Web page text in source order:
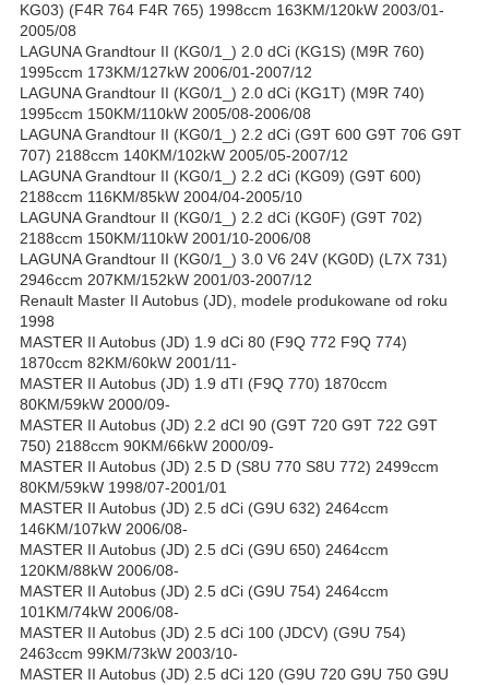
KG03) (F4R 764 F4R 765) 1998ccm 163KM/120kW 2003/01-
2005/08
LAGUNA Grandtour II (KG0/1_) 2.0 dCi (KG1S) (M9R 760)
1995ccm 173KM/127kW 2006/01-2007/12
LAGUNA Grandtour II (KG0/1_) 2.0 dCi (KG1T) (M9R 740)
1995ccm 150KM/110kW 2005/08-2006/08
LAGUNA Grandtour II (KG0/1_) 2.2 dCi (G9T 600 G9T 706 G9T
707) 2188ccm 140KM/102kW 2005/05-2007/12
LAGUNA Grandtour II (KG0/1_) 2.2 dCi (KG09) (G9T 600)
2188ccm 116KM/85kW 2004/04-2005/10
LAGUNA Grandtour II (KG0/1_) 2.2 dCi (KG0F) (G9T 702)
2188ccm 150KM/110kW 2001/10-2006/08
LAGUNA Grandtour II (KG0/1_) 3.0 V6 24V (KG0D) (L7X 731)
2946ccm 207KM/152kW 2001/03-2007/12
Renault Master II Autobus (JD), modele produkowane od roku
1998
MASTER II Autobus (JD) 1.9 dCi 80 (F9Q 772 F9Q 774)
1870ccm 82KM/60kW 2001/11-
MASTER II Autobus (JD) 1.9 dTI (F9Q 770) 1870ccm
80KM/59kW 2000/09-
MASTER II Autobus (JD) 2.2 dCI 90 (G9T 720 G9T 722 G9T
750) 2188ccm 90KM/66kW 2000/09-
MASTER II Autobus (JD) 2.5 D (S8U 770 S8U 772) 2499ccm
80KM/59kW 1998/07-2001/01
MASTER II Autobus (JD) 2.5 dCi (G9U 632) 2464ccm
146KM/107kW 2006/08-
MASTER II Autobus (JD) 2.5 dCi (G9U 650) 2464ccm
120KM/88kW 2006/08-
MASTER II Autobus (JD) 2.5 dCi (G9U 754) 2464ccm
101KM/74kW 2006/08-
MASTER II Autobus (JD) 2.5 dCi 100 (JDCV) (G9U 754)
2463ccm 99KM/73kW 2003/10-
MASTER II Autobus (JD) 2.5 dCi 120 (G9U 720 G9U 750 G9U